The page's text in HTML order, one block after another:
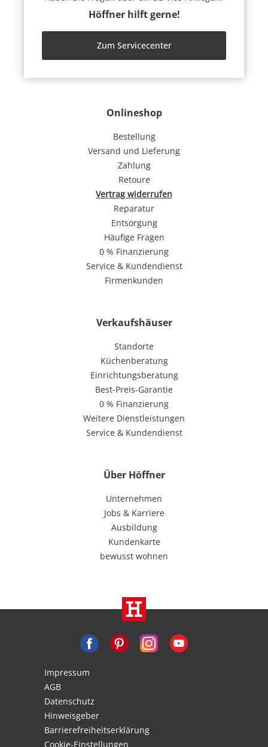
Onlineshop
Bestellung
Versand und Lieferung
Zahlung
Retoure
Vertrag widerrufen
Reparatur
Entsorgung
Häufige Fragen
0 % Finanzierung
Service & Kundendienst
Firmenkunden
Verkaufshäuser
Standorte
Küchenberatung
Einrichtungsberatung
Best-Preis-Garantie
0 % Finanzierung
Weitere Dienstleistungen
Service & Kundendienst
Über Höffner
Unternehmen
Jobs & Karriere
Ausbildung
Kundenkarte
bewusst wohnen
Höffner hilft gerne!
Zum Servicecenter
Impressum
AGB
Datenschutz
Hinweisgeber
Barrierefreiheitserklärung
Cookie-Einstellungen